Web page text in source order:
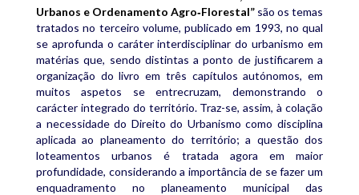
Urbanos e Ordenamento Agro‑Florestal” são os temas
tratados no terceiro volume, publicado em 1993, no qual
se aprofunda o caráter interdisciplinar do urbanismo em
matérias que, sendo distintas a ponto de justificarem a
organização do livro em três capítulos autónomos, em
muitos aspetos se entrecruzam, demonstrando o
carácter integrado do território. Traz-se, assim, à colação
a necessidade do Direito do Urbanismo como disciplina
aplicada ao planeamento do território; a questão dos
loteamentos urbanos é tratada agora em maior
profundidade, considerando a importância de se fazer um
enquadramento no planeamento municipal das